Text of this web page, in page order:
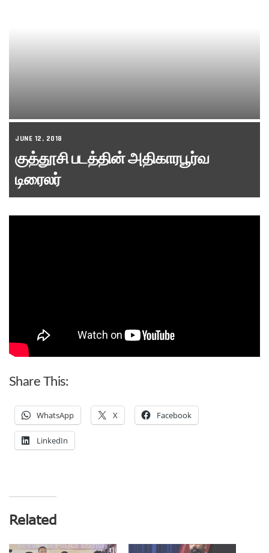
JUNE 12, 2018
குத்தூசி படத்தின் அதிகாரபூர்வ
டிரைலர்
Share This:
WhatsApp X Facebook
LinkedIn
Related